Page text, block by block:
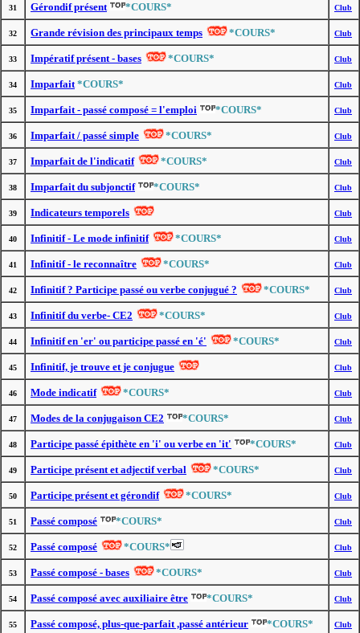
31 Gérondif présent *COURS* Club
32 Grande révision des principaux temps *COURS* Club
33 Impératif présent - bases *COURS* Club
34 Imparfait *COURS* Club
35 Imparfait - passé composé = l'emploi *COURS* Club
36 Imparfait / passé simple *COURS* Club
37 Imparfait de l'indicatif *COURS* Club
38 Imparfait du subjonctif *COURS* Club
39 Indicateurs temporels Club
40 Infinitif - Le mode infinitif *COURS* Club
41 Infinitif - le reconnaître *COURS* Club
42 Infinitif ? Participe passé ou verbe conjugué ? *COURS* Club
43 Infinitif du verbe- CE2 *COURS* Club
44 Infinitif en 'er' ou participe passé en 'é' *COURS* Club
45 Infinitif, je trouve et je conjugue Club
46 Mode indicatif *COURS* Club
47 Modes de la conjugaison CE2 *COURS* Club
48 Participe passé épithète en 'i' ou verbe en 'it' *COURS* Club
49 Participe présent et adjectif verbal *COURS* Club
50 Participe présent et gérondif *COURS* Club
51 Passé composé *COURS* Club
52 Passé composé *COURS* Club
53 Passé composé - bases *COURS* Club
54 Passé composé avec auxiliaire être *COURS* Club
55 Passé composé, plus-que-parfait ,passé antérieur *COURS* Club